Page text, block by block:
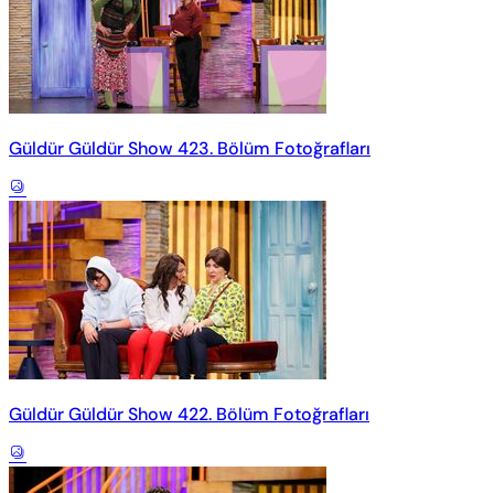
Güldür Güldür Show 423. Bölüm Fotoğrafları
Güldür Güldür Show 422. Bölüm Fotoğrafları